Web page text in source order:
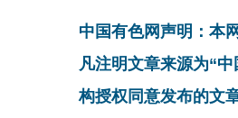
中国有色网声明：本
凡注明文章来源为“
构授权同意发布的文章